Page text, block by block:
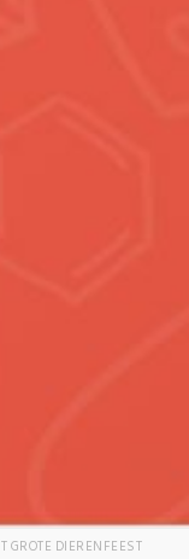
GROTE DIERENFEEST